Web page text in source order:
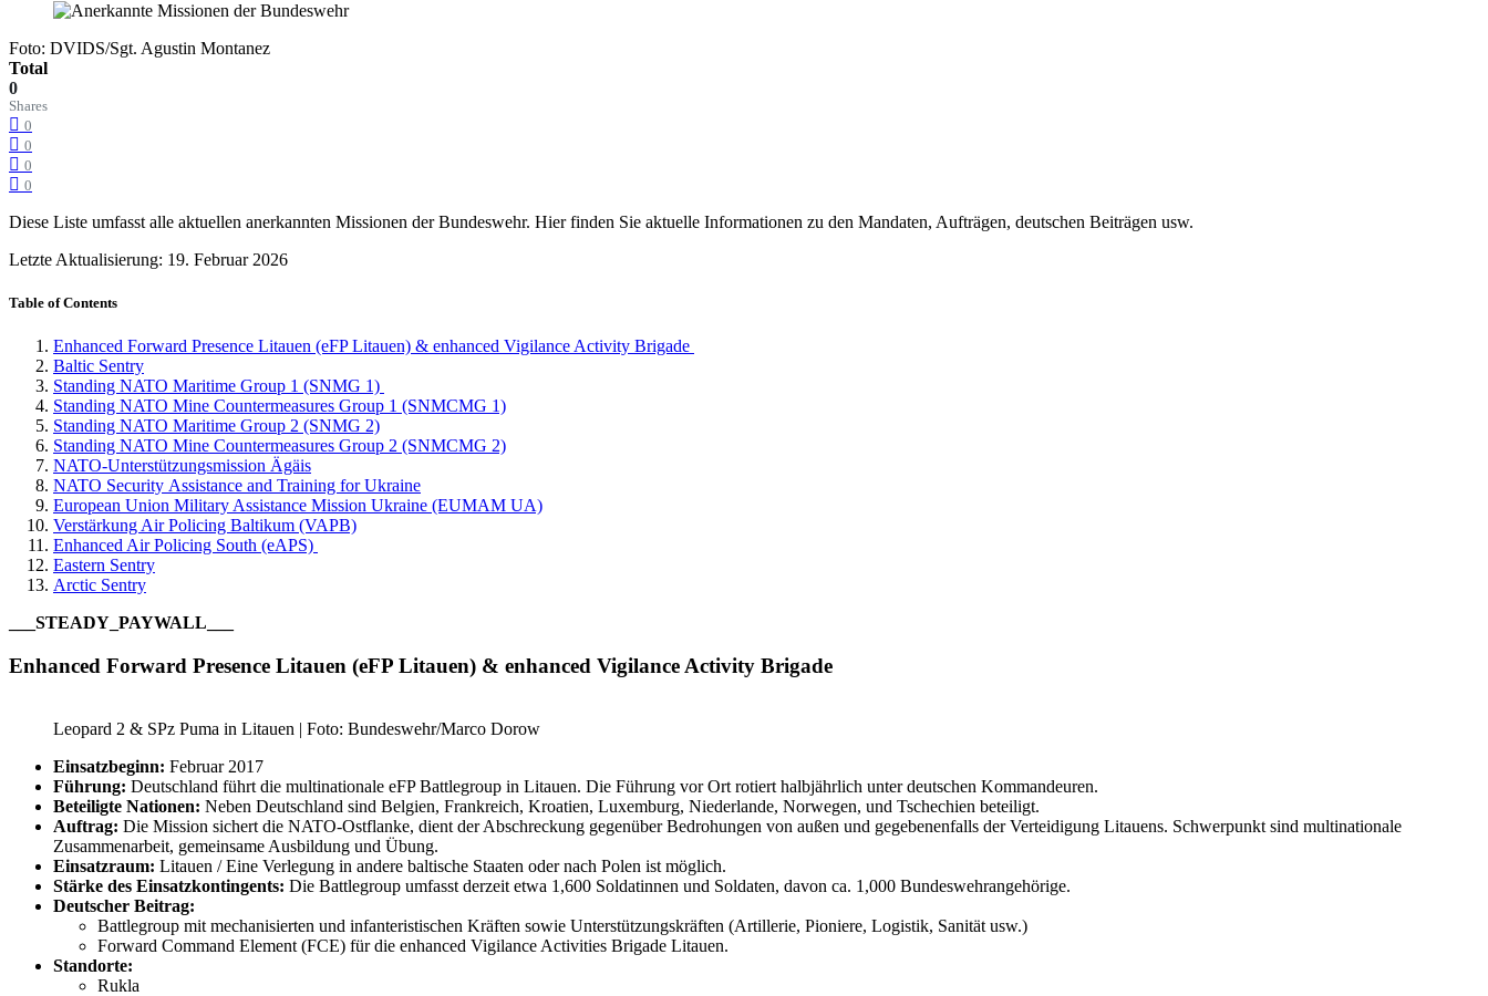
Foto: DVIDS/Sgt. Agustin Montanez
Total
0
Shares
0
0
0
0
Diese Liste umfasst alle aktuellen anerkannten Missionen der Bundeswehr. Hier finden Sie aktuelle Informationen zu den Mandaten, Aufträgen, deutschen Beiträgen usw.
Letzte Aktualisierung: 19. Februar 2026
Table of Contents
Enhanced Forward Presence Litauen (eFP Litauen) & enhanced Vigilance Activity Brigade
Baltic Sentry
Standing NATO Maritime Group 1 (SNMG 1)
Standing NATO Mine Countermeasures Group 1 (SNMCMG 1)
Standing NATO Maritime Group 2 (SNMG 2)
Standing NATO Mine Countermeasures Group 2 (SNMCMG 2)
NATO-Unterstützungsmission Ägäis
NATO Security Assistance and Training for Ukraine
European Union Military Assistance Mission Ukraine (EUMAM UA)
Verstärkung Air Policing Baltikum (VAPB)
Enhanced Air Policing South (eAPS)
Eastern Sentry
Arctic Sentry
___STEADY_PAYWALL___
Enhanced Forward Presence Litauen (eFP Litauen) & enhanced Vigilance Activity Brigade
Leopard 2 & SPz Puma in Litauen | Foto: Bundeswehr/Marco Dorow
Einsatzbeginn: Februar 2017
Führung: Deutschland führt die multinationale eFP Battlegroup in Litauen. Die Führung vor Ort rotiert halbjährlich unter deutschen Kommandeuren.
Beteiligte Nationen: Neben Deutschland sind Belgien, Frankreich, Kroatien, Luxemburg, Niederlande, Norwegen, und Tschechien beteiligt.
Auftrag: Die Mission sichert die NATO-Ostflanke, dient der Abschreckung gegenüber Bedrohungen von außen und gegebenenfalls der Verteidigung Litauens. Schwerpunkt sind multinationale
Zusammenarbeit, gemeinsame Ausbildung und Übung.
Einsatzraum: Litauen / Eine Verlegung in andere baltische Staaten oder nach Polen ist möglich.
Stärke des Einsatzkontingents: Die Battlegroup umfasst derzeit etwa 1,600 Soldatinnen und Soldaten, davon ca. 1,000 Bundeswehrangehörige.
Deutscher Beitrag:
Battlegroup mit mechanisierten und infanteristischen Kräften sowie Unterstützungskräften (Artillerie, Pioniere, Logistik, Sanität usw.)
Forward Command Element (FCE) für die enhanced Vigilance Activities Brigade Litauen.
Standorte:
Rukla